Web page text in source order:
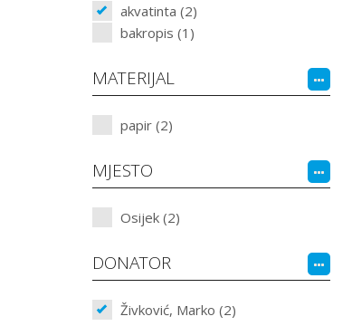
akvatinta (2)
bakropis (1)
MATERIJAL
papir (2)
MJESTO
Osijek (2)
DONATOR
Živković, Marko (2)